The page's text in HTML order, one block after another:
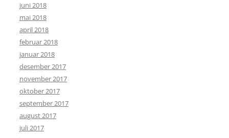
juni 2018
mai 2018
april 2018
februar 2018
januar 2018
desember 2017
november 2017
oktober 2017
september 2017
august 2017
juli 2017